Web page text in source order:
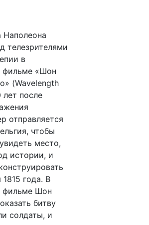
Наполеона
телезрителями
в
фильме «Шон
(Wavelength
лет после
отправляется
чтобы
место,
истории, и
года. В
фильме Шон
битву
солдаты, и